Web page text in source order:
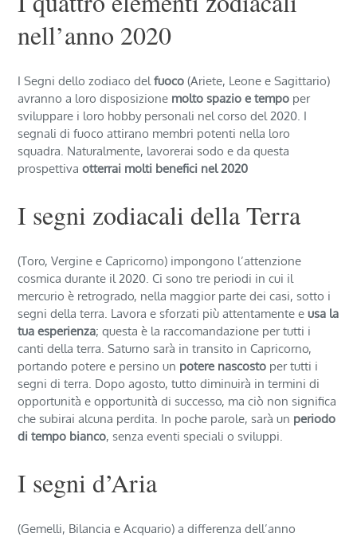
nell’anno 2020
I Segni dello zodiaco delfuoco (Ariete, Leone e Sagittario)
avranno a loro disposizione molto spazio e tempo per
sviluppare i loro hobby personali nel corso del 2020. I
segnali di fuoco attirano membri potenti nella loro
squadra. Naturalmente, lavorerai sodo e da questa
prospettivaotterrai molti benefici nel 2020
I segni zodiacali della Terra
(Toro, Vergine e Capricorno) impongono l’attenzione
cosmica durante il 2020. Ci sono tre periodi in cui il
mercurio è retrogrado, nella maggior parte dei casi, sotto i
segni della terra. Lavora e sforzati più attentamente eusa la
tua esperienza; questa è la raccomandazione per tutti i
canti della terra. Saturno sarà in transito in Capricorno,
portando potere e persino un potere nascosto per tutti i
segni di terra. Dopo agosto, tutto diminuirà in termini di
opportunità e opportunità di successo, ma ciò non significa
che subirai alcuna perdita. In poche parole, sarà un periodo
di tempo bianco, senza eventi speciali o sviluppi.
I segni d’Aria
(Gemelli, Bilancia e Acquario) a differenza dell’anno